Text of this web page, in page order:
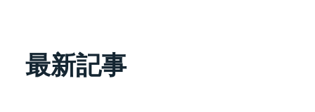
最新記事